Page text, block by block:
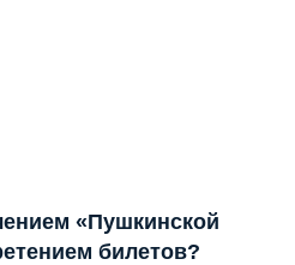
«Пушкинской
билетов?